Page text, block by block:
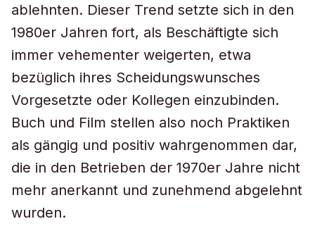
ablehnten. Dieser Trend setzte sich in den
1980er Jahren fort, als Beschäftigte sich
immer vehementer weigerten, etwa
bezüglich ihres Scheidungswunsches
Vorgesetzte oder Kollegen einzubinden.
Buch und Film stellen also noch Praktiken
als gängig und positiv wahrgenommen dar,
die in den Betrieben der 1970er Jahre nicht
mehr anerkannt und zunehmend abgelehnt
wurden.